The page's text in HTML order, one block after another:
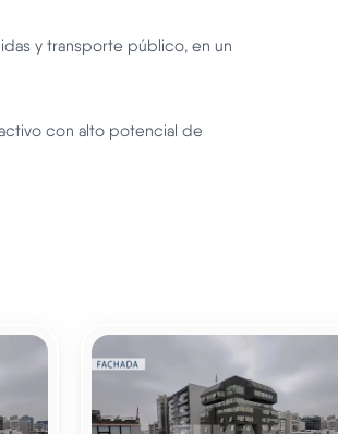
y transporte público, en un
con alto potencial de